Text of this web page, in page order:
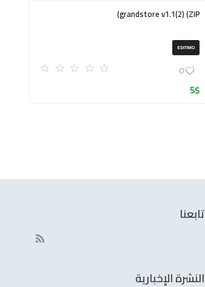
grandstore v1.1(2) (ZIP)
EDITMO
0
5$
تابعنا
النشرة الإخبارية